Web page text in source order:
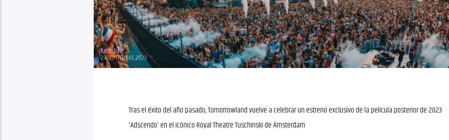
Rest_bau
24 SEPTIEMBRE 2023
Tras el éxito del año pasado, Tomorrowland vuelve a celebrar un estreno exclusivo de la película posterior de 2023
‘Adscendo’ en el icónico Royal Theatre Tuschinski de Ámsterdam